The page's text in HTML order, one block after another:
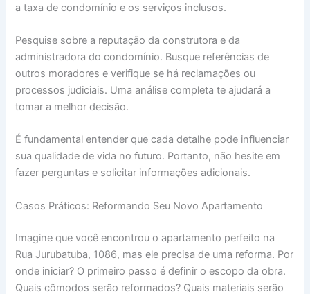
a taxa de condomínio e os serviços inclusos.
Pesquise sobre a reputação da construtora e da
administradora do condomínio. Busque referências de
outros moradores e verifique se há reclamações ou
processos judiciais. Uma análise completa te ajudará a
tomar a melhor decisão.
É fundamental entender que cada detalhe pode influenciar
sua qualidade de vida no futuro. Portanto, não hesite em
fazer perguntas e solicitar informações adicionais.
Casos Práticos: Reformando Seu Novo Apartamento
Imagine que você encontrou o apartamento perfeito na
Rua Jurubatuba, 1086, mas ele precisa de uma reforma. Por
onde iniciar? O primeiro passo é definir o escopo da obra.
Quais cômodos serão reformados? Quais materiais serão